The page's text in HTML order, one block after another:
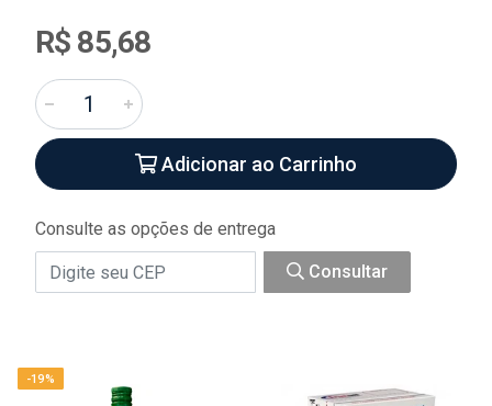
R$ 85,68
Adicionar ao Carrinho
Consulte as opções de entrega
Consultar
-19%